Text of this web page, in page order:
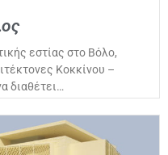
εστίας στο Βόλο,
Κοκκίνου –
διαθέτει…